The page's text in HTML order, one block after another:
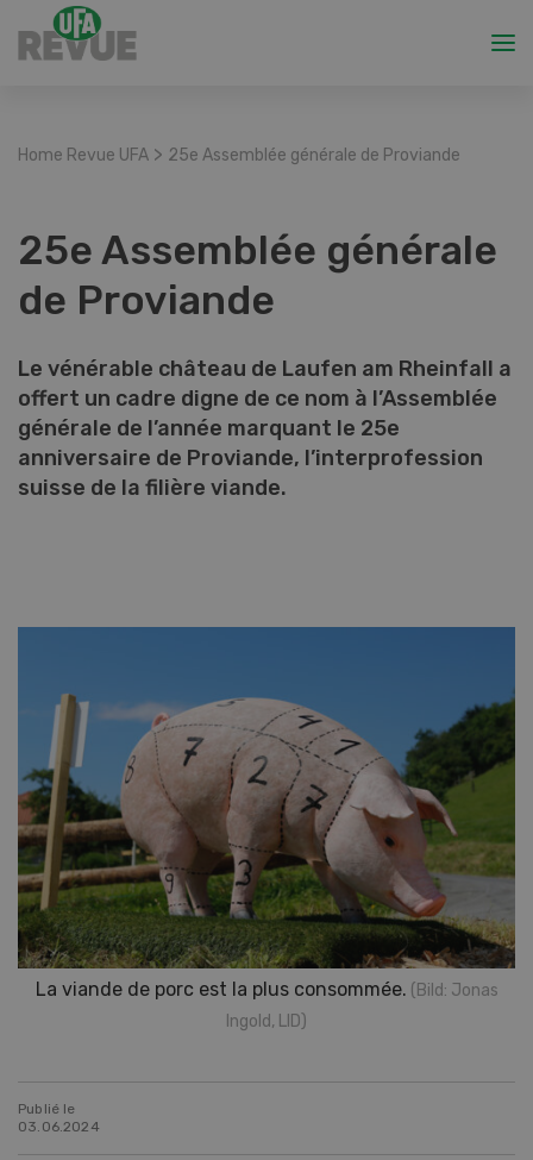
Home Revue UFA > 25e Assemblée générale de Proviande
25e Assemblée générale
de Proviande
Le vénérable château de Laufen am Rheinfall a
offert un cadre digne de ce nom à l’Assemblée
générale de l’année marquant le 25e
anniversaire de Proviande, l’interprofession
suisse de la filière viande.
La viande de porc est la plus consommée. (Bild: Jonas
Ingold, LID)
Publié le
03.06.2024